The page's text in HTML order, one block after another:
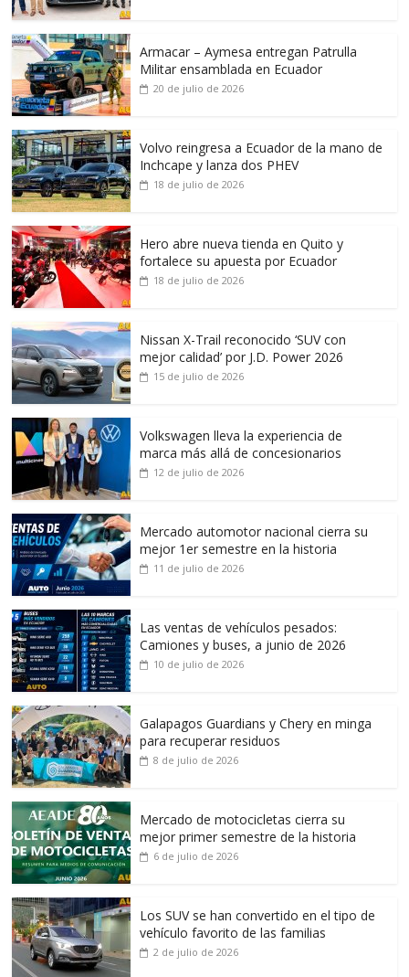
Armacar – Aymesa entregan Patrulla
Militar ensamblada en Ecuador
20 de julio de 2026
Volvo reingresa a Ecuador de la mano de
Inchcape y lanza dos PHEV
18 de julio de 2026
Hero abre nueva tienda en Quito y
fortalece su apuesta por Ecuador
18 de julio de 2026
Nissan X-Trail reconocido ‘SUV con
mejor calidad’ por J.D. Power 2026
15 de julio de 2026
Volkswagen lleva la experiencia de
marca más allá de concesionarios
12 de julio de 2026
Mercado automotor nacional cierra su
mejor 1er semestre en la historia
11 de julio de 2026
Las ventas de vehículos pesados:
Camiones y buses, a junio de 2026
10 de julio de 2026
Galapagos Guardians y Chery en minga
para recuperar residuos
8 de julio de 2026
Mercado de motocicletas cierra su
mejor primer semestre de la historia
6 de julio de 2026
Los SUV se han convertido en el tipo de
vehículo favorito de las familias
2 de julio de 2026